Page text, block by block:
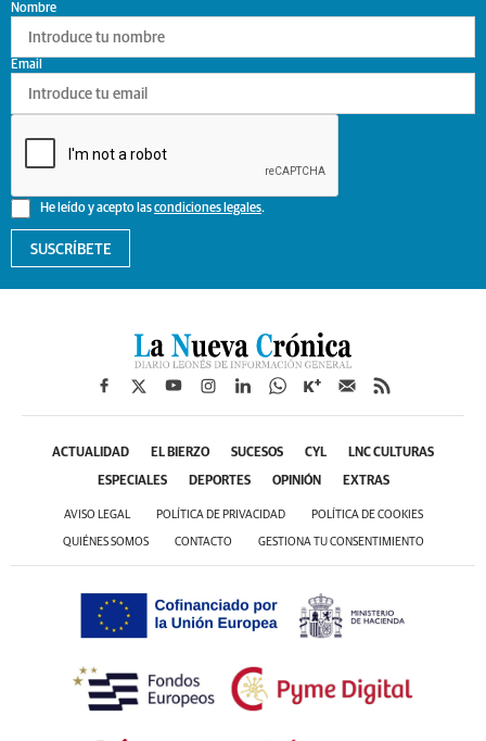
Nombre
He leído y acepto lascondiciones legales.
Email
SUSCRÍBETE
ACTUALIDAD EL BIERZO SUCESOS CYL LNC CULTURAS
ESPECIALES DEPORTES OPINIÓN EXTRAS
AVISO LEGAL POLÍTICA DE PRIVACIDAD POLÍTICA DE COOKIES
QUIÉNES SOMOS CONTACTO GESTIONA TU CONSENTIMIENTO